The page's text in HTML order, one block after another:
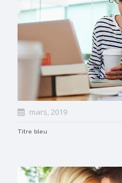
mars, 2019
Titre bleu